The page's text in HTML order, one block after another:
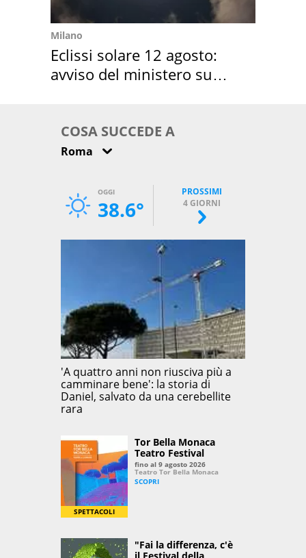
Milano
Eclissi solare 12 agosto:
avviso del ministero su